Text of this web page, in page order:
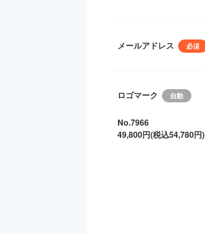
メールアドレス
ロゴマーク
No.7966
49,800円(税込54,780円)